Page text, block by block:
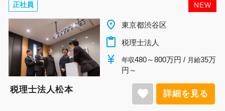
NEW
正社員
place 東京都渋谷区
content_paste 税理士法人
currency_yen 年収480～800万円 / 月給35万
円～
税理士法人松本 favorite 詳細を見る